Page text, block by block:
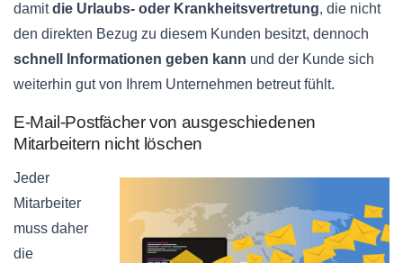
damitdie Urlaubs- oder Krankheitsvertretung, die nicht
den direkten Bezug zu diesem Kunden besitzt, dennoch
schnell Informationen geben kann und der Kunde sich
weiterhin gut von Ihrem Unternehmen betreut fühlt.
E-Mail-Postfächer von ausgeschiedenen
Mitarbeitern nicht löschen
Jeder
Mitarbeiter
muss daher
die